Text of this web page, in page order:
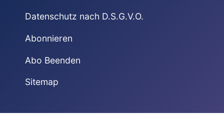
Datenschutz nach D.S.G.V.O.
Abonnieren
Abo Beenden
Sitemap